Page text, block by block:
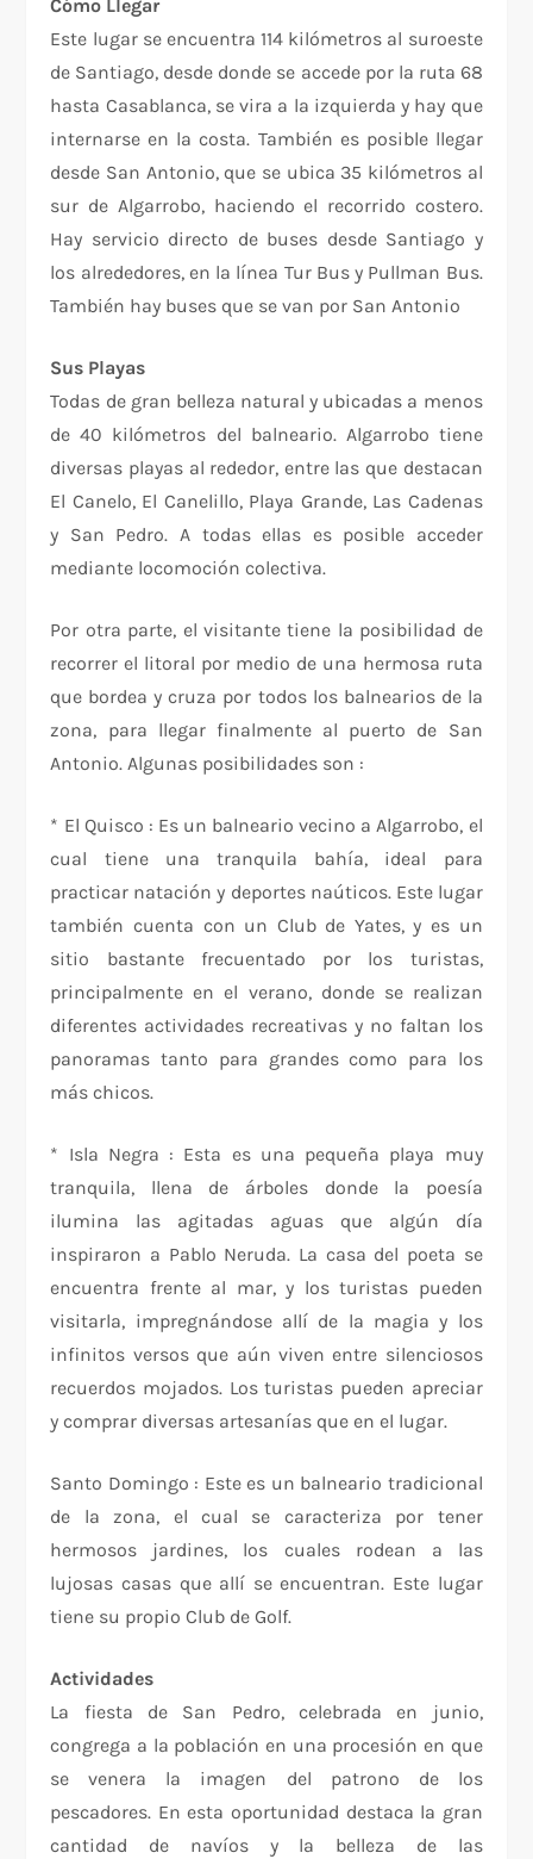
Cómo Llegar
Este lugar se encuentra 114 kilómetros al suroeste
de Santiago, desde donde se accede por la ruta 68
hasta Casablanca, se vira a la izquierda y hay que
internarse en la costa. También es posible llegar
desde San Antonio, que se ubica 35 kilómetros al
sur de Algarrobo, haciendo el recorrido costero.
Hay servicio directo de buses desde Santiago y
los alrededores, en la línea Tur Bus y Pullman Bus.
También hay buses que se van por San Antonio
Sus Playas
Todas de gran belleza natural y ubicadas a menos
de 40 kilómetros del balneario. Algarrobo tiene
diversas playas al rededor, entre las que destacan
El Canelo, El Canelillo, Playa Grande, Las Cadenas
y San Pedro. A todas ellas es posible acceder
mediante locomoción colectiva.
Por otra parte, el visitante tiene la posibilidad de
recorrer el litoral por medio de una hermosa ruta
que bordea y cruza por todos los balnearios de la
zona, para llegar finalmente al puerto de San
Antonio. Algunas posibilidades son :
* El Quisco : Es un balneario vecino a Algarrobo, el
cual tiene una tranquila bahía, ideal para
practicar natación y deportes naúticos. Este lugar
también cuenta con un Club de Yates, y es un
sitio bastante frecuentado por los turistas,
principalmente en el verano, donde se realizan
diferentes actividades recreativas y no faltan los
panoramas tanto para grandes como para los
más chicos.
* Isla Negra : Esta es una pequeña playa muy
tranquila, llena de árboles donde la poesía
ilumina las agitadas aguas que algún día
inspiraron a Pablo Neruda. La casa del poeta se
encuentra frente al mar, y los turistas pueden
visitarla, impregnándose allí de la magia y los
infinitos versos que aún viven entre silenciosos
recuerdos mojados. Los turistas pueden apreciar
y comprar diversas artesanías que en el lugar.
Santo Domingo : Este es un balneario tradicional
de la zona, el cual se caracteriza por tener
hermosos jardines, los cuales rodean a las
lujosas casas que allí se encuentran. Este lugar
tiene su propio Club de Golf.
Actividades
La fiesta de San Pedro, celebrada en junio,
congrega a la población en una procesión en que
se venera la imagen del patrono de los
pescadores. En esta oportunidad destaca la gran
cantidad de navíos y la belleza de las